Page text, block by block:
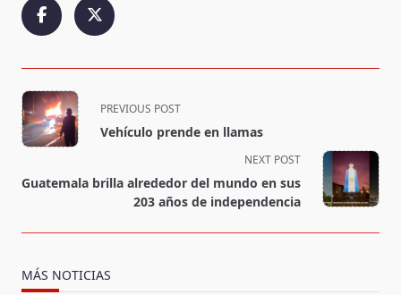
<span
class="nav-
subtitle
reader-
text">Page</span>
PREVIOUS POST
Vehículo prende en llamas
NEXT POST
Guatemala brilla alrededor del mundo en sus
203 años de independencia
MÁS NOTICIAS